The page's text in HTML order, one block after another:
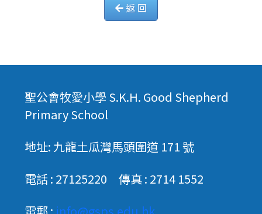
返 回
聖公會牧愛小學 S.K.H. Good Shepherd
Primary School
地址: 九龍土瓜灣馬頭圍道 171 號
電話 : 27125220 傳真 : 2714 1552